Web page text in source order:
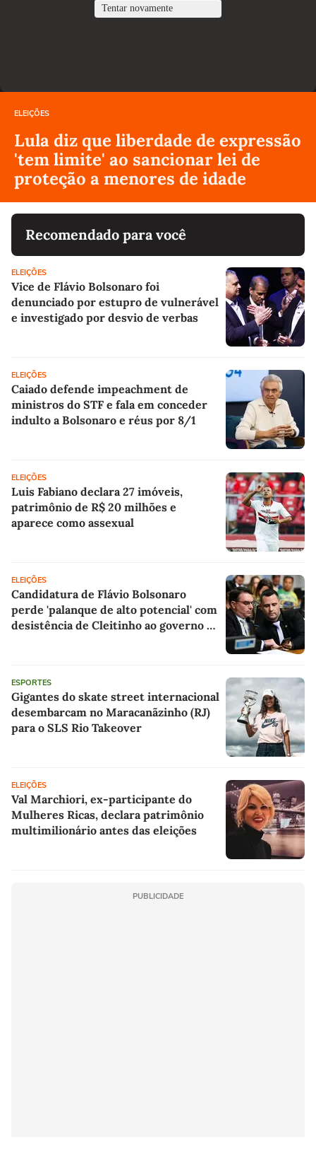
ELEIÇÕES
Lula diz que liberdade de expressão
'tem limite' ao sancionar lei de
proteção a menores de idade
Recomendado para você
ELEIÇÕES
Vice de Flávio Bolsonaro foi
denunciado por estupro de vulnerável
e investigado por desvio de verbas
ELEIÇÕES
Caiado defende impeachment de
ministros do STF e fala em conceder
indulto a Bolsonaro e réus por 8/1
ELEIÇÕES
Luis Fabiano declara 27 imóveis,
patrimônio de R$ 20 milhões e
aparece como assexual
ELEIÇÕES
Candidatura de Flávio Bolsonaro
perde 'palanque de alto potencial' com
desistência de Cleitinho ao governo de
ESPORTES
Gigantes do skate street internacional
desembarcam no Maracanãzinho (RJ)
para o SLS Rio Takeover
ELEIÇÕES
Val Marchiori, ex-participante do
Mulheres Ricas, declara patrimônio
multimilionário antes das eleições
PUBLICIDADE